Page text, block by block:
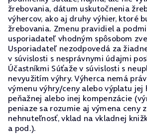
žrebovania, dátum uskutočnenia
výhercov, ako aj druhy výhier, ktoré
žrebovania. Zmenu pravidiel a
usporiadateľ vhodným spôsobom
Usporiadateľ nezodpovedá za
v súvislosti s nesprávnymi údajmi
Účastníkmi Súťaže v súvislosti s
nevyužitím výhry. Výherca nemá
výmenu výhry/ceny alebo výplatu
peňažnej alebo inej kompenzácie
peniaze sa rozumie aj výmena ceny
nehnuteľnosť, vklad na vkladnej
a pod.).